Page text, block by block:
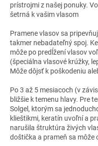
prístrojmi z našej ponuky.
šetrná k vašim vlasom
Pramene vlasov sa
takmer nebadateľný spoj.
môže po predĺžení vlasov
(špeciálna vlasové krúžky,
Môže dôjsť k poškodeniu
Po 3 až 5 mesiacoch (v
bližšie k temenu hlavy. Pre
Solgel, ktorým sa
klieštikmi, keratín uvoľní a
narušila štruktúra živých
doštička a prameň sa môže